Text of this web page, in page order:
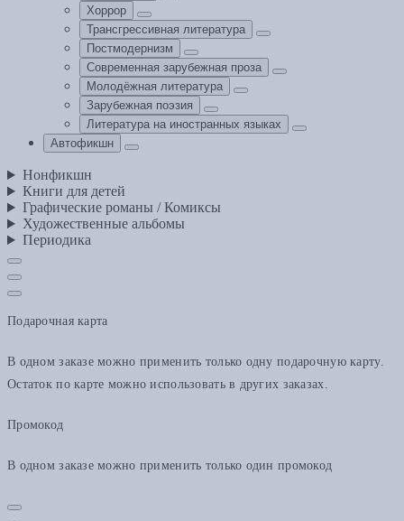
Хоррор
Трансгрессивная литература
Постмодернизм
Современная зарубежная проза
Молодёжная литература
Зарубежная поэзия
Литература на иностранных языках
Автофикшн
Нонфикшн
Книги для детей
Графические романы / Комиксы
Художественные альбомы
Периодика
Подарочная карта
В одном заказе можно применить только одну подарочную карту.
Остаток по карте можно использовать в других заказах.
Промокод
В одном заказе можно применить только один промокод